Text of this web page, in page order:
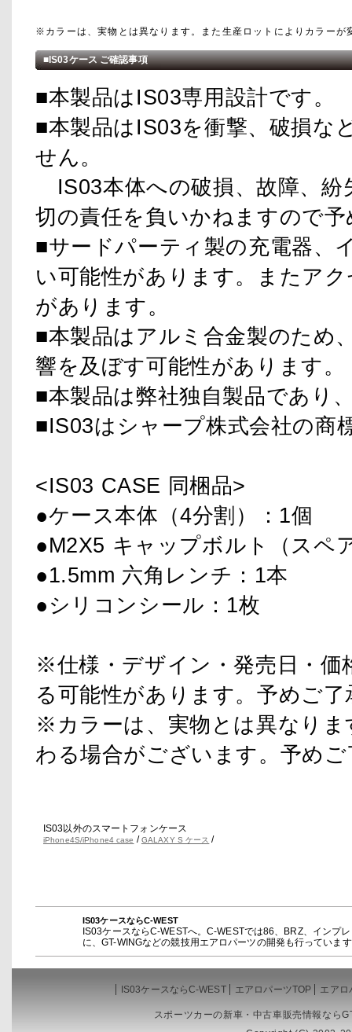
※カラーは、実物とは異なります。また生産ロットによりカラー
■IS03ケース ご確認事項
■本製品はIS03専用設計です。
■本製品はIS03を衝撃、破損な
せん。
IS03本体への破損、故障、紛
切の責任を負いかねますので
■サードパーティ製の充電器、
い可能性があります。またア
があります。
■本製品はアルミ合金製のため
響を及ぼす可能性があります。
■本製品は弊社独自製品であり
■IS03はシャープ株式会社の商
<IS03 CASE 同梱品>
●ケース本体（4分割）：1個
●M2X5 キャップボルト（スペ
●1.5mm 六角レンチ：1本
●シリコンシール：1枚
※仕様・デザイン・発売日・価
る可能性があります。予めご
※カラーは、実物とは異なり
わる場合がございます。予め
IS03以外のスマートフォンケース
iPhone4S/iPhone4 case /GALAXY S ケース /
IS03ケースならC-WEST
IS03ケースならC-WESTへ。C-WESTでは86、BRZ、インプ
に、GT-WINGなどの競技用エアロパーツの開発も行っていま
IS03ケースならC-WEST エアロパーツTOP エアロ
スポーツカーの新車・中古車販売情報なら